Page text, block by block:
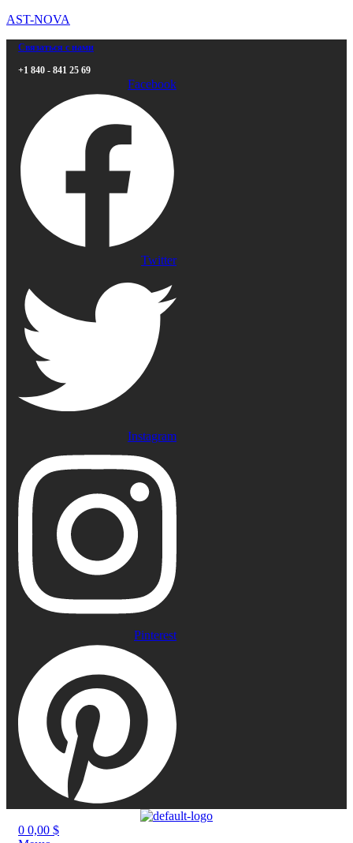
AST-NOVA
Связаться с нами
+1 840 - 841 25 69
Facebook
Twitter
Instagram
Pinterest
0 0,00 $